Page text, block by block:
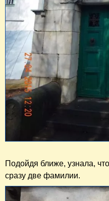
Подойдя ближе, узнала,
сразу две фамилии.